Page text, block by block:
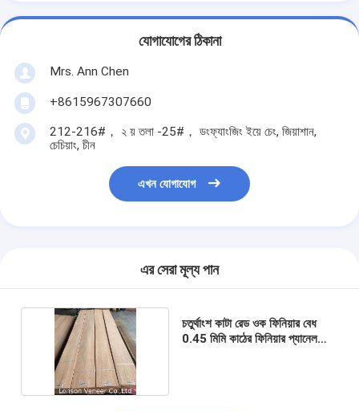
যোগাযোগের ঠিকানা
Mrs. Ann Chen
+8615967307660
212-216#， ২ য় তলা -25#， ডংফ্যাংজিং ইয়ে চেং, জিয়াশান,
চেচিয়াং, চীন
এখন যোগাযোগ
এর সেরা মূল্য পান
চতুর্থাংশ কাটা রেড ওক ফিনিয়ার বেধ
0.45 মিমি কাঠের ফিনিয়ার প্যানেল